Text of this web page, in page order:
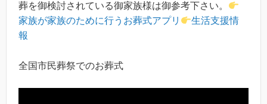
葬を御検討されている御家族様は御参考下さい。
家族が家族のために行うお葬式アプリ
生活支援情
報
全国市民葬祭でのお葬式